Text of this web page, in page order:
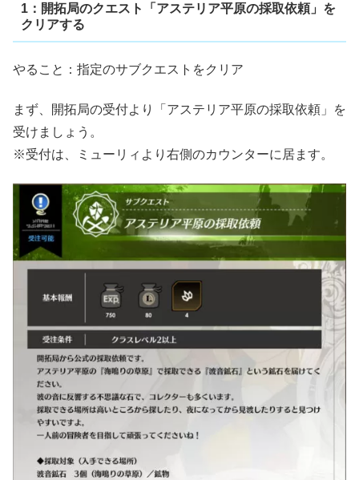
1：開拓局のクエスト「アステリア平原の採取依頼」を
クリアする
やること：指定のサブクエストをクリア
まず、開拓局の受付より「アステリア平原の採取依頼」を
受けましょう。
※受付は、ミューリィより右側のカウンターに居ます。